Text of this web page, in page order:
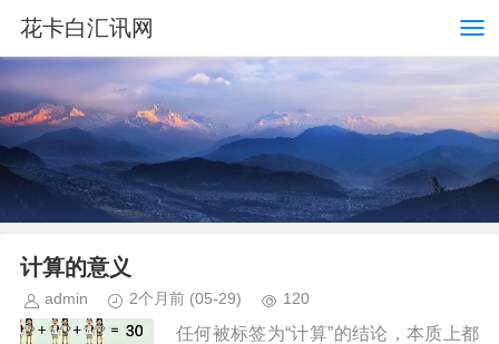
花卡白汇讯网
计算的意义
admin 2个月前 (05-29) 120
任何被标签为“计算”的结论，本质上都